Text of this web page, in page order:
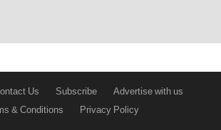
Us Subscribe
Advertise with us
& Conditions
Privacy Policy